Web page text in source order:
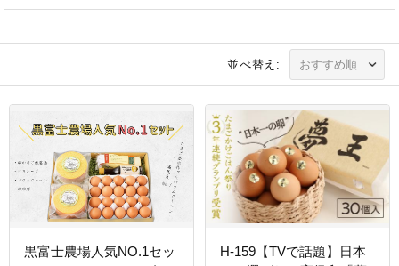
並べ替え:
黒富士農場人気NO.1セッ
H-159【TVで話題】日本